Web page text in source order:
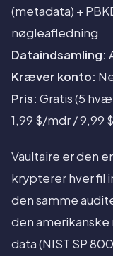
(metadata) +
nøgleafledning
Dataindsamling:
Kræver konto:
Pris: Gratis (5
1,99 $/mdr / 9,99
Vaultaire er den
krypterer hver fil
den samme
den
data (NIST SP